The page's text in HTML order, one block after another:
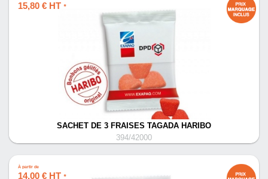
15,80 € HT *
SACHET DE 3 FRAISES TAGADA HARIBO
394/42000
À partir de
14,00 € HT *